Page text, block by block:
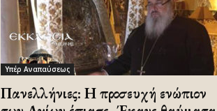
Υπέρ Αναπαύσεως
Πανελλήνιες: Η προσευχή ενώπιον